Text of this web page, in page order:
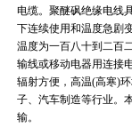
电缆。聚醚砜绝缘电线
下连续使用和温度急剧
温度为一百八十到二百
输线或移动电器用连接
辐射方便，高温(高寒)
子、汽车制造等行业。
输。